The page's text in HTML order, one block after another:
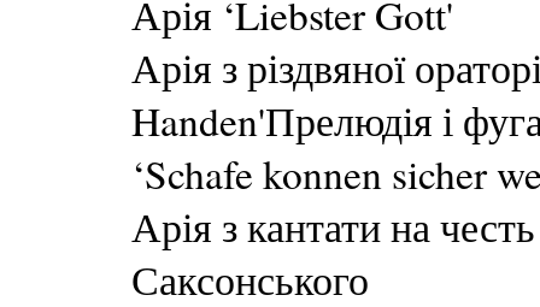
Арія ‘Liebster Gott'
Арія з різдвяної
Handen'Прелюдія і
‘Schafe konnen sicher
Арія з кантати на
Саксонського